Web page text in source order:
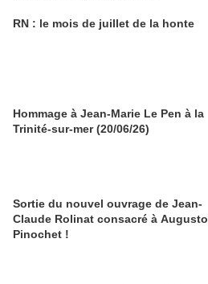
RN : le mois de juillet de la honte
Hommage à Jean-Marie Le Pen à la
Trinité-sur-mer (20/06/26)
Sortie du nouvel ouvrage de Jean-
Claude Rolinat consacré à Augusto
Pinochet !